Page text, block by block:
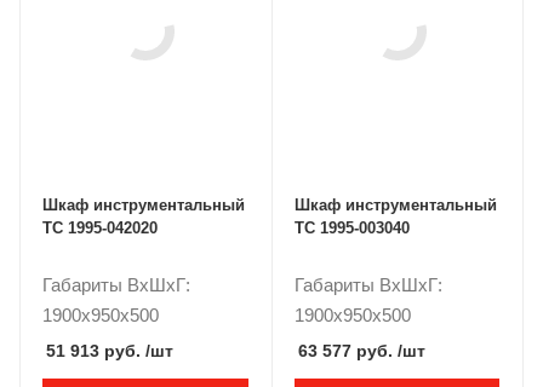
Шкаф инструментальный
ТС 1995-042020
Габариты ВxШxГ:
1900x950x500
51 913 руб. /шт
Шкаф инструментальный
ТС 1995-003040
Габариты ВxШxГ:
1900x950x500
63 577 руб. /шт